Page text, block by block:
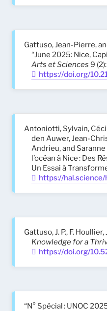
Gattuso, Jean-Pierre,
“June 2025: Nice,
Arts et Sciences 9
https://doi.org/
Antoniotti, Sylvain,
den Auwer, Jean-
Andrieu, and
l’océan à Nice : Des
Un Essai à
https://
Gattuso, J. P., F.
Knowledge for a
https://doi.org/
“N° Spécial : UNOC